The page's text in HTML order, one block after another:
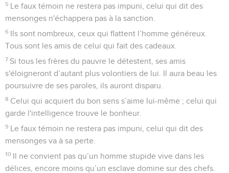
5 Le faux témoin ne restera pas impuni, celui qui dit des
mensonges n'échappera pas à la sanction.
6 Ils sont nombreux, ceux qui flattent l’homme généreux.
Tous sont les amis de celui qui fait des cadeaux.
7 Si tous les frères du pauvre le détestent, ses amis
s'éloigneront d’autant plus volontiers de lui. Il aura beau les
poursuivre de ses paroles, ils auront disparu.
8 Celui qui acquiert du bon sens s’aime lui-même ; celui qui
garde l'intelligence trouve le bonheur.
9 Le faux témoin ne restera pas impuni, celui qui dit des
mensonges va à sa perte.
10 Il ne convient pas qu’un homme stupide vive dans les
délices, encore moins qu’un esclave domine sur des chefs.